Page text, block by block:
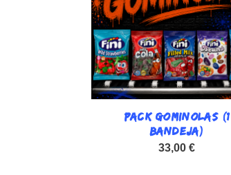
 Vista rápida
PACK GOMINOLAS (1
BANDEJA)
33,00 €